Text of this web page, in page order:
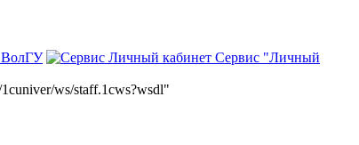
ВолГУ
Сервис "Личный
ws/staff.1cws?wsdl"